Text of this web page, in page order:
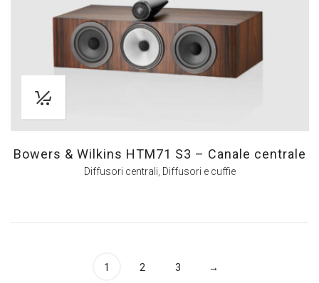
Bowers & Wilkins HTM71 S3 – Canale centrale
Diffusori centrali Diffusori e cuffie
1 2 3 →